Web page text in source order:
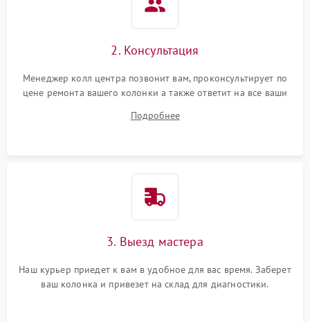
2. Консультация
Менеджер колл центра позвонит вам, проконсультирует по
цене ремонта вашего колонки а также ответит на все ваши
Подробнее
3. Выезд мастера
Наш курьер приедет к вам в удобное для вас время. Заберет
ваш колонка и привезет на склад для диагностики.